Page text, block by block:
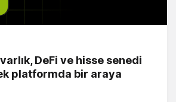
DeFi ve hisse senedi
platformda bir araya